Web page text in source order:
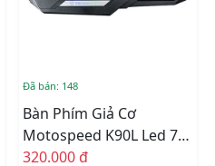
Đã bán: 148
Bàn Phím Giả Cơ
Motospeed K90L Led 7
Màu
320.000 đ